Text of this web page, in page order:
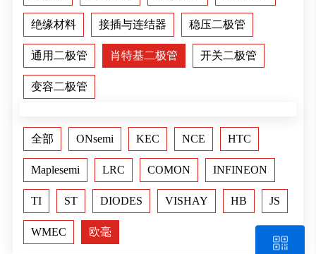
绝缘材料 接插与连结器 稳压二极管
通用二极管 肖特基二极管 开关二极管
变容二极管
全部 ONsemi KEC NCE HTC
Maplesemi LRC COMON INFINEON
TI ST DIODES VISHAY HB JS
WMEC 欧毫